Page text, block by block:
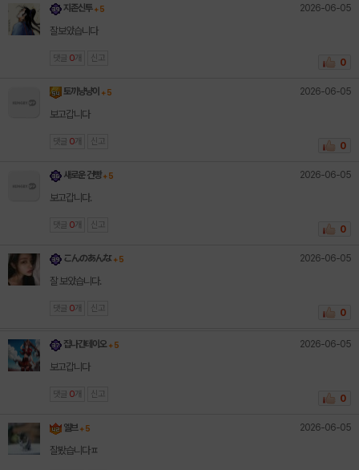
지존신투 + 5 2026-06-05
잘보았습니다
댓글 0 개 신고 0
토끼냥냥이 + 5 2026-06-05
보고갑니다
댓글 0 개 신고 0
새로운 건빵 + 5 2026-06-05
보고갑니다.
댓글 0 개 신고 0
こんのあんな + 5 2026-06-05
잘 보았습니다.
댓글 0 개 신고 0
집나간테이오 + 5 2026-06-05
보고갑니다
댓글 0 개 신고 0
엘브 + 5 2026-06-05
잘봤습니다ㅍ